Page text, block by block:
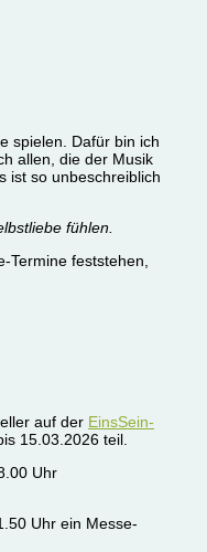
spielen. Dafür bin ich
allen, die der Musik
ist so unbeschreiblich
fühlen.
Termine feststehen,
auf der EinsSein-
15.03.2026 teil.
Uhr
Uhr ein Messe-